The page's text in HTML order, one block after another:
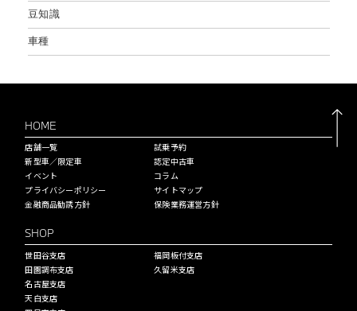
豆知識
車種
HOME
店舗一覧
新型車／限定車
イベント
プライバシーポリシー
金融商品勧誘方針
試乗予約
認定中古車
コラム
サイトマップ
保険業務運営方針
SHOP
世田谷支店
田園調布支店
名古屋支店
天白支店
福岡板付支店
久留米支店